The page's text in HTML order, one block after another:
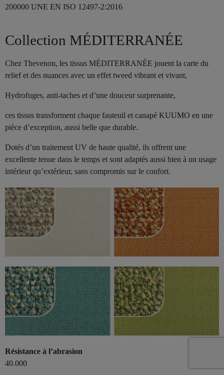
200000 UNE EN ISO 12497-2:2016
Collection MÉDITERRANÉE
Chez Thevenon, les tissus MÉDITERRANÉE jouent la carte du
relief et des nuances avec un effet tweed vibrant et vivant,
Hydrofuges, anti-taches et d’une douceur surprenante,
ces tissus transforment chaque fauteuil et canapé KUUMO en une
pièce d’exception, aussi belle que durable.
Dotés d’un traitement UV de haute qualité, ils offrent une
excellente tenue dans le temps et sont adaptés aussi bien à un usage
intérieur qu’extérieur, sans compromis sur le confort.
Résistance à l’abrasion
40.000